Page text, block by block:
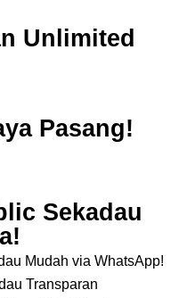
Unlimited
Pasang!
Sekadau
Mudah via WhatsApp!
Transparan